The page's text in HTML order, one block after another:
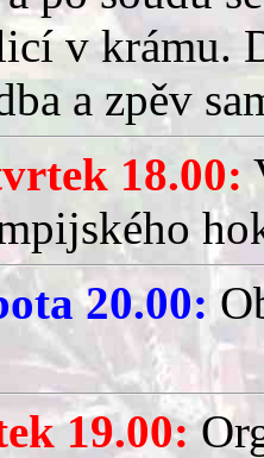
v krámu.
a zpěv
18.00:
20.00:
19.00: